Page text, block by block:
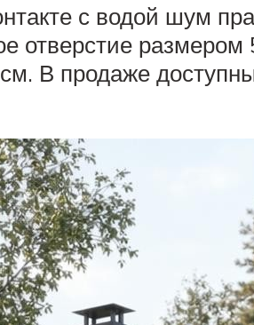
с водой шум
отверстие
В продаже